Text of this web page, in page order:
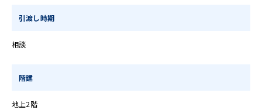
引渡し時期
相談
階建
地上2階